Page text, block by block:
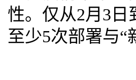
性。仅从2月3日
至少5次部署与“